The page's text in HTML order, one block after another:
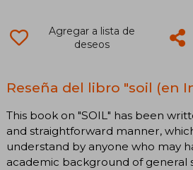
Agregar a lista de
deseos
Reseña del libro "soil (en
This book on "SOIL" has been
and straightforward manner,
understand by anyone who may
academic background of general